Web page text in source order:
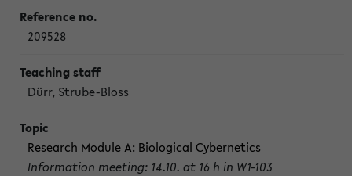
209528
Dürr, Strube-Bloss
Research Module A: Biological Cybernetics
Information meeting: 14.10. at 16 h in W1-103